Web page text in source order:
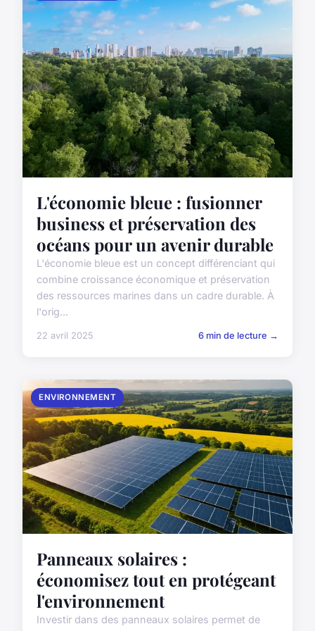
L'économie bleue : fusionner
business et préservation des
océans pour un avenir durable
L'économie bleue est un concept différenciant qui
combine croissance économique et préservation
des ressources marines dans un cadre durable. À
l'orig...
22 avril 2025 6 min de lecture →
ENVIRONNEMENT
Panneaux solaires :
économisez tout en protégeant
l'environnement
Investir dans des panneaux solaires permet de